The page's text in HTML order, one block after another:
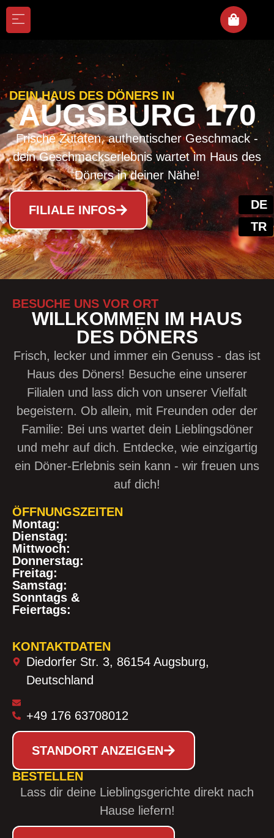
DEIN HAUS DES DÖNERS IN
AUGSBURG 170
Frische Zutaten, authentischer Geschmack -
dein Geschmackserlebnis wartet im Haus des
Döners in deiner Nähe!
FILIALE INFOS
BESUCHE UNS VOR ORT
WILLKOMMEN IM HAUS
DES DÖNERS
Frisch, lecker und immer ein Genuss - das ist
Haus des Döners! Besuche eine unserer
Filialen und lass dich von unserer Vielfalt
begeistern. Ob allein, mit Freunden oder der
Familie: Bei uns wartet dein Lieblingsdöner
und mehr auf dich. Entdecke, wie einzigartig
ein Döner-Erlebnis sein kann - wir freuen uns
auf dich!
ÖFFNUNGSZEITEN
Montag:
Dienstag:
Mittwoch:
Donnerstag:
Freitag:
Samstag:
Sonntags &
Feiertags:
KONTAKTDATEN
Diedorfer Str. 3, 86154 Augsburg,
Deutschland
+49 176 63708012
STANDORT ANZEIGEN
BESTELLEN
Lass dir deine Lieblingsgerichte direkt nach
Hause liefern!